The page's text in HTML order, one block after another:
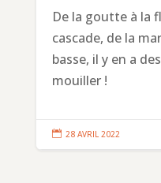
De la goutte à la
cascade, de la
basse, il y en a
mouiller !
 28 AVRIL 2022